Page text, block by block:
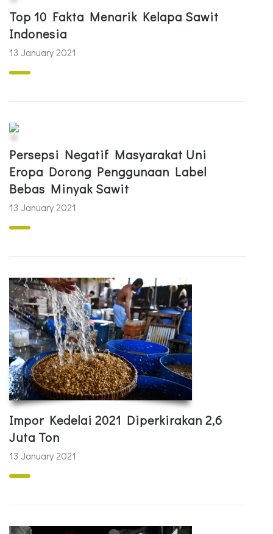
Top 10 Fakta Menarik Kelapa Sawit
Indonesia
13 January 2021
Persepsi Negatif Masyarakat Uni
Eropa Dorong Penggunaan Label
Bebas Minyak Sawit
13 January 2021
Impor Kedelai 2021 Diperkirakan 2,6
Juta Ton
13 January 2021